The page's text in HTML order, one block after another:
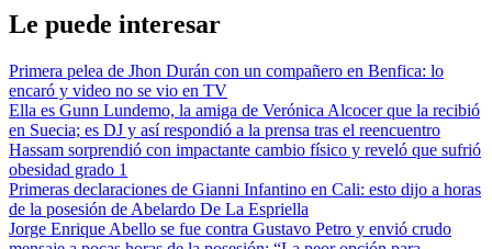
Le puede interesar
Primera pelea de Jhon Durán con un compañero en Benfica: lo
encaró y video no se vio en TV
Ella es Gunn Lundemo, la amiga de Verónica Alcocer que la recibió
en Suecia; es DJ y así respondió a la prensa tras el reencuentro
Hassam sorprendió con impactante cambio físico y reveló que sufrió
obesidad grado 1
Primeras declaraciones de Gianni Infantino en Cali: esto dijo a horas
de la posesión de Abelardo De La Espriella
Jorge Enrique Abello se fue contra Gustavo Petro y envió crudo